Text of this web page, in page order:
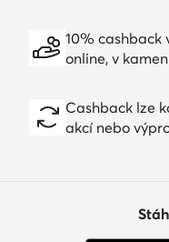
10% cashback
online, v
Cashback lze
akcí nebo